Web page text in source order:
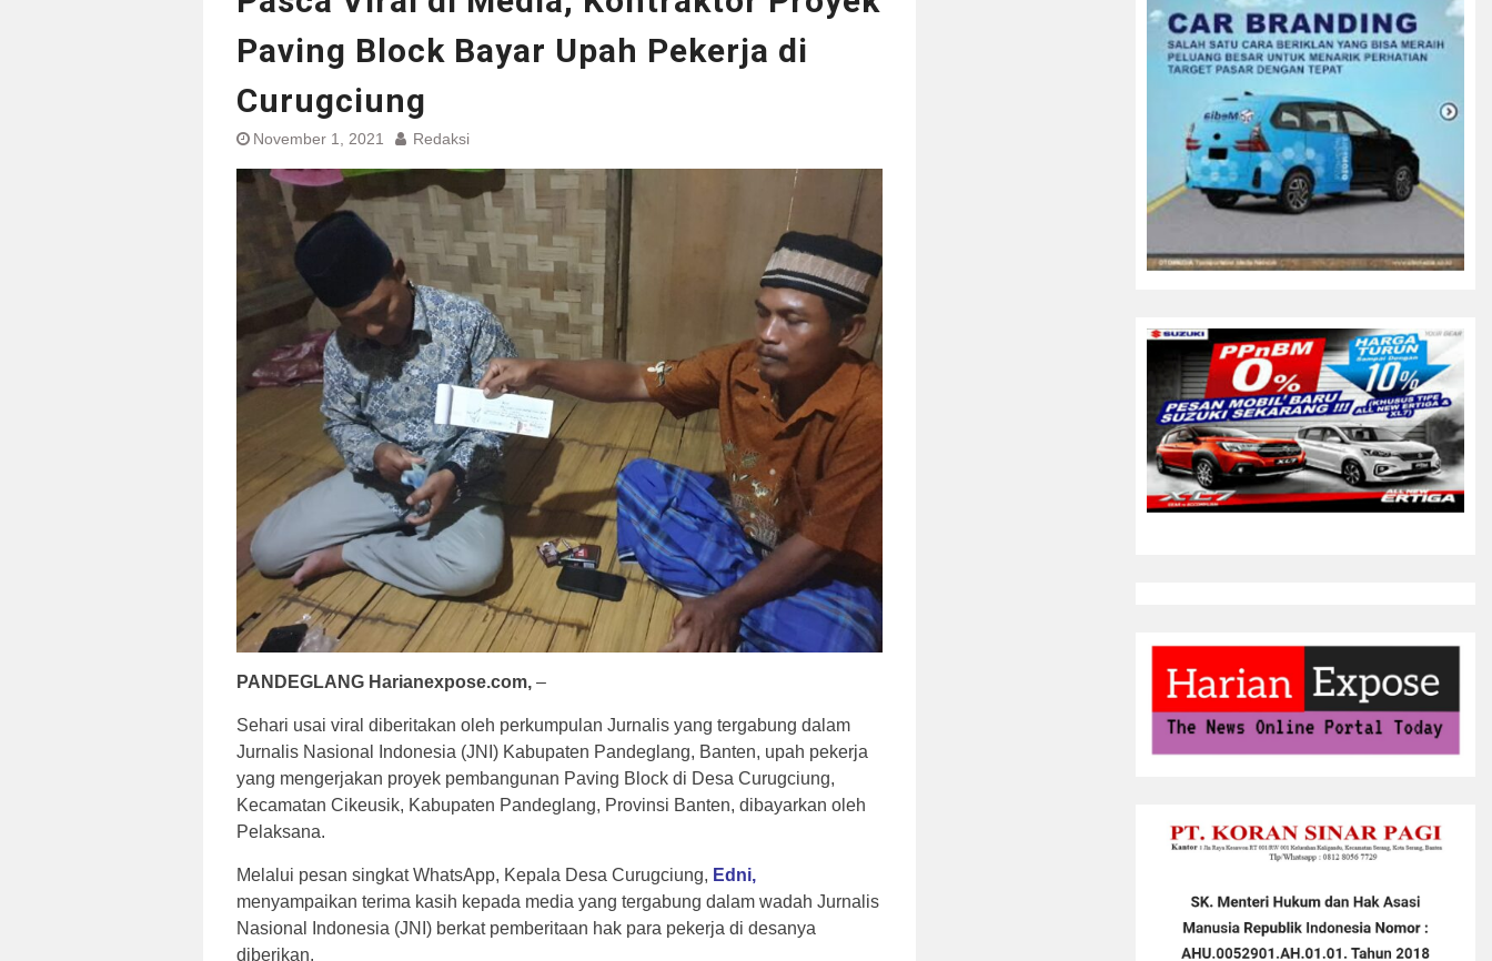
Paving Block Bayar Upah Pekerja di
Curugciung
November 1, 2021 Redaksi
PANDEGLANG Harianexpose.com, –
Sehari usai viral diberitakan oleh perkumpulan Jurnalis yang tergabung dalam
Jurnalis Nasional Indonesia (JNI) Kabupaten Pandeglang, Banten, upah pekerja
yang mengerjakan proyek pembangunan Paving Block di Desa Curugciung,
Kecamatan Cikeusik, Kabupaten Pandeglang, Provinsi Banten, dibayarkan oleh
Pelaksana.
Melalui pesan singkat WhatsApp, Kepala Desa Curugciung, Edni,
menyampaikan terima kasih kepada media yang tergabung dalam wadah Jurnalis
Nasional Indonesia (JNI) berkat pemberitaan hak para pekerja di desanya
diberikan.